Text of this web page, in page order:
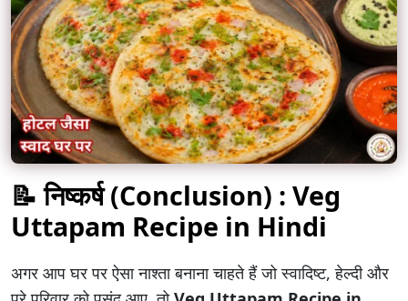
📝 निष्कर्ष (Conclusion) : Veg
Uttapam Recipe in Hindi
अगर आप घर पर ऐसा नाश्ता बनाना चाहते हैं जो स्वादिष्ट, हेल्दी और